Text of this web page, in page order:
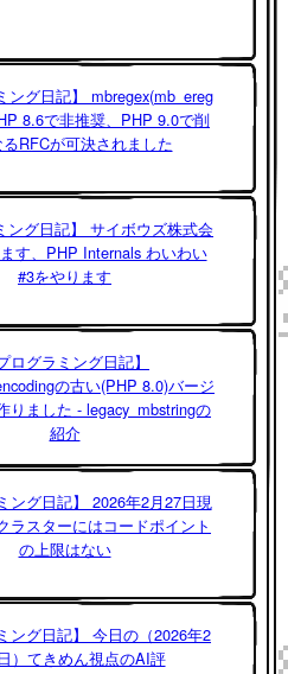
ング日記】 mbregex(mb_ereg
8.6で非推奨、PHP 9.0で削
RFCが可決されました
ング日記】 サイボウズ株式会
す、PHP Internals わいわい
#3をやります
ログラミング日記】
の古い(PHP 8.0)バージ
りました - legacy_mbstringの
紹介
ング日記】 2026年2月27日現
ラスターにはコードポイント
の上限はない
ング日記】 今日の（2026年2
）てきめん視点のAI評